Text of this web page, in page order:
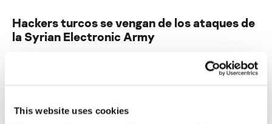
This website uses cookies
Hackers turcos se vengan de los ataques de
la Syrian Electronic Army
Su dirección de correo electrónico no será publicada. Los